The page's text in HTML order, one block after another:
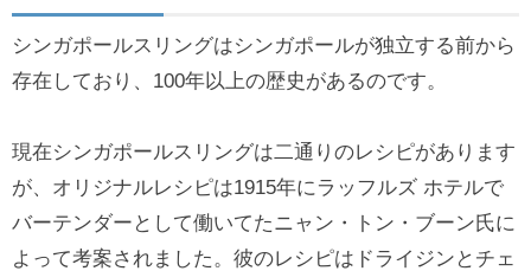
シンガポールスリングはシンガポールが独立する前から
存在しており、100年以上の歴史があるのです。
現在シンガポールスリングは二通りのレシピがあります
が、オリジナルレシピは1915年にラッフルズ ホテルで
バーテンダーとして働いてたニャン・トン・ブーン氏に
よって考案されました。彼のレシピはドライジンとチェ